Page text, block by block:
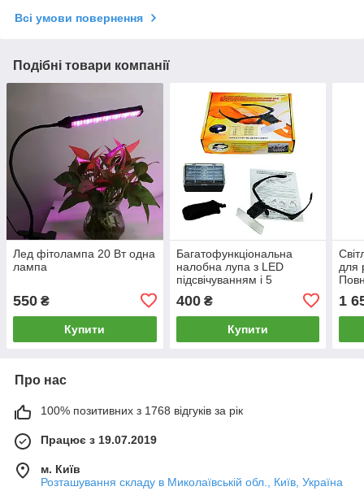
Всі умови повернення
Подібні товари компанії
Лед фітолампа 20 Вт одна
лампа
550 ₴
Купити
Багатофункціональна
налобна лупа з LED
підсвічуванням і 5
збільшувальними лінзами
від 1.0x до 3.5x
400₴
Купити
для
1
Про нас
100% позитивних з 1768 відгуків за рік
Працює з 19.07.2019
м. Київ
Розташування складу в Миколаївській обл., Київ, Україна